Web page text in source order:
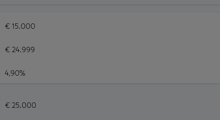
€ 15.000
€ 24.999
4,90%
€ 25.000